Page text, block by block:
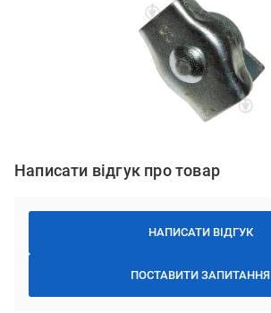
Написати відгук про товар
НАПИСАТИ ВІДГУК
ПОСТАВИТИ ЗАПИТАННЯ